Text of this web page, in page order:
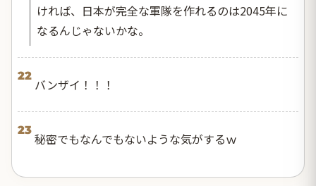
ければ、日本が完全な軍隊を作れるのは2045年に
なるんじゃないかな。
22
バンザイ！！！
23
秘密でもなんでもないような気がするｗ